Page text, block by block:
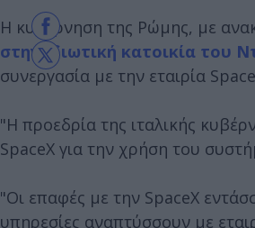
Η κυβέρνηση της Ρώμης, με
στην ιδιωτική κατοικία του
συνεργασία με την εταιρία
"Η προεδρία της ιταλικής
SpaceX για την χρήση του
"Οι επαφές με την SpaceX
υπηρεσίες αναπτύσσουν με